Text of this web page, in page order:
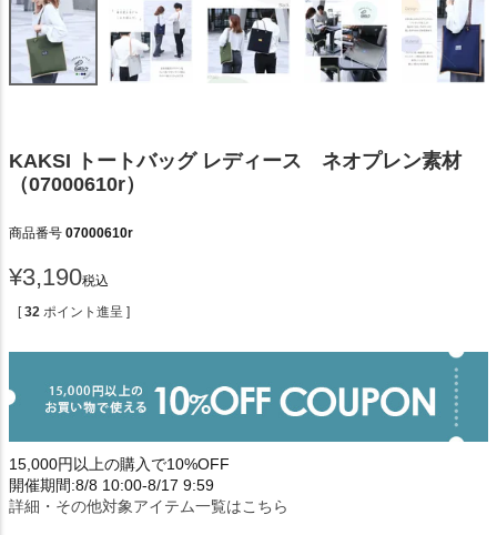
KAKSI トートバッグ レディース ネオプレン素材
（07000610r）
商品番号 07000610r
¥3,190税込
[ 32 ポイント進呈 ]
15,000円以上の購入で10%OFF
開催期間:8/8 10:00-8/17 9:59
詳細・その他対象アイテム一覧はこちら